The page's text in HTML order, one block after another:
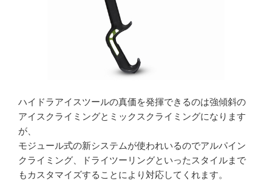
ハイドラアイスツールの真価を発揮できるのは強傾斜の
アイスクライミングとミックスクライミングになります
が、
モジュール式の新システムが使われいるのでアルパイン
クライミング、ドライツーリングといったスタイルまで
もカスタマイズすることにより対応してくれます。